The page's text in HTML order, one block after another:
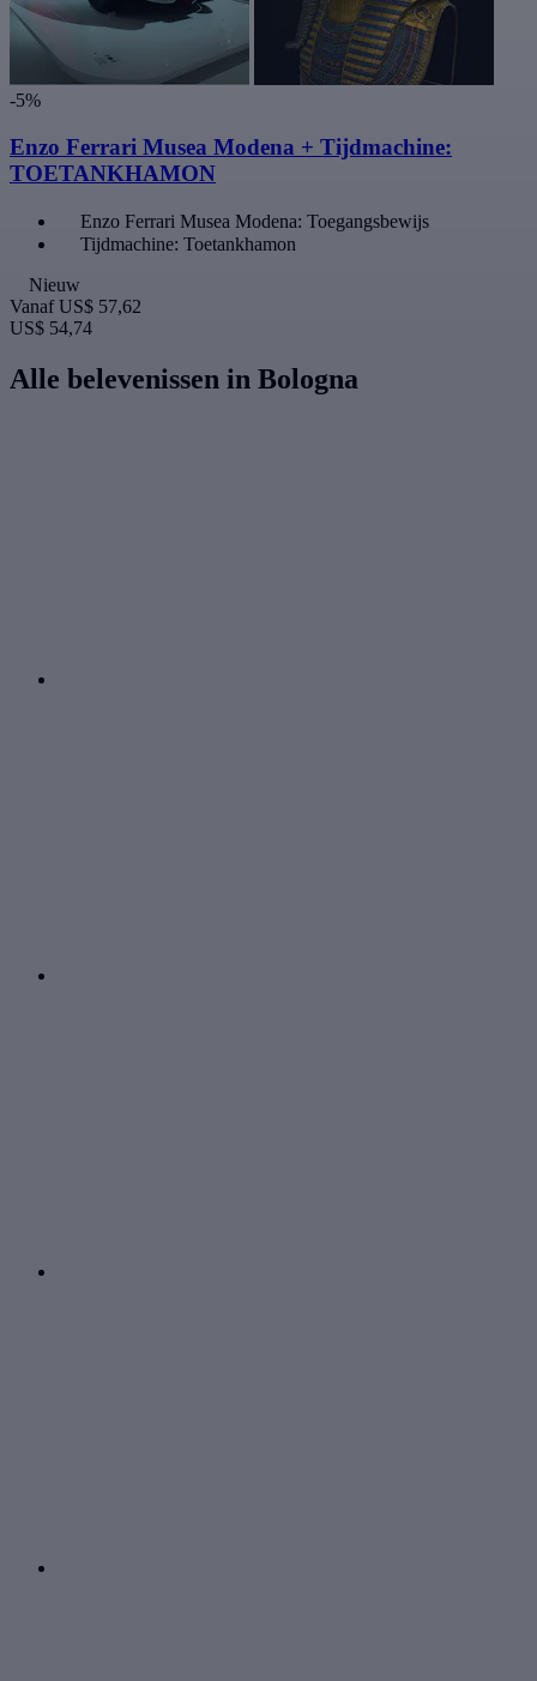
-5%
Enzo Ferrari Musea Modena + Tijdmachine:
TOETANKHAMON
Enzo Ferrari Musea Modena: Toegangsbewijs
Tijdmachine: Toetankhamon
Nieuw
Vanaf US$ 57,62
US$ 54,74
Alle belevenissen in Bologna